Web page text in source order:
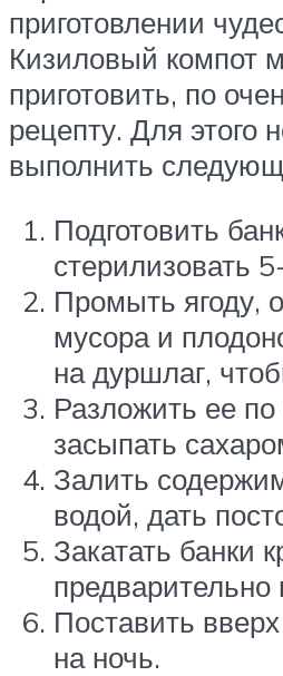
приготовлении
Кизиловый компот
приготовить, по
рецепту. Для этого
выполнить
Подготовить
стерилизовать
Промыть ягоду,
мусора и
на дуршлаг,
Разложить ее
засыпать
Залить
водой, дать
Закатать банки
предварительно
Поставить
на ночь.